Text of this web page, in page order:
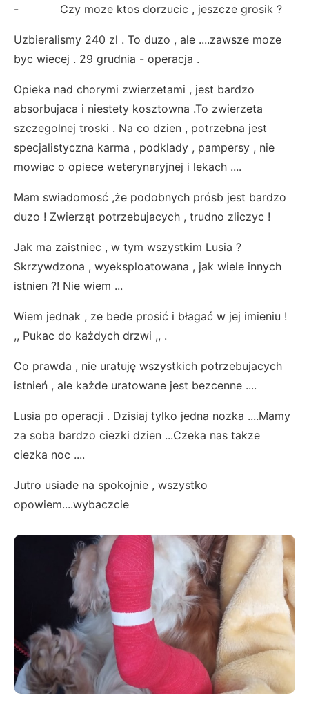
- Czy moze ktos dorzucic , jeszcze grosik ?
Uzbieralismy 240 zl . To duzo , ale ....zawsze moze
byc wiecej . 29 grudnia - operacja .
Opieka nad chorymi zwierzetami , jest bardzo
absorbujaca i niestety kosztowna .To zwierzeta
szczegolnej troski . Na co dzien , potrzebna jest
specjalistyczna karma , podklady , pampersy , nie
mowiac o opiece weterynaryjnej i lekach ....
Mam swiadomosć ,że podobnych prósb jest bardzo
duzo ! Zwierząt potrzebujacych , trudno zliczyc !
Jak ma zaistniec , w tym wszystkim Lusia ?
Skrzywdzona , wyeksploatowana , jak wiele innych
istnien ?! Nie wiem ...
Wiem jednak , ze bede prosić i błagać w jej imieniu !
,, Pukac do każdych drzwi ,, .
Co prawda , nie uratuję wszystkich potrzebujacych
istnień , ale każde uratowane jest bezcenne ....
Lusia po operacji . Dzisiaj tylko jedna nozka ....Mamy
za soba bardzo ciezki dzien ...Czeka nas takze
ciezka noc ....
Jutro usiade na spokojnie , wszystko
opowiem....wybaczcie